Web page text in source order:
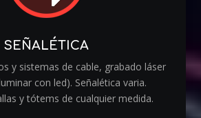
SEÑALÉTICA
y sistemas de cable, grabado láser
con led). Señalética varia.
y tótems de cualquier medida.